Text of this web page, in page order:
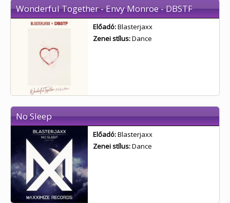
Wonderful Together - Envy Monroe - DBSTF
Előadó:Blasterjaxx
Zenei stílus:Dance
No Sleep
Előadó:Blasterjaxx
Zenei stílus:Dance